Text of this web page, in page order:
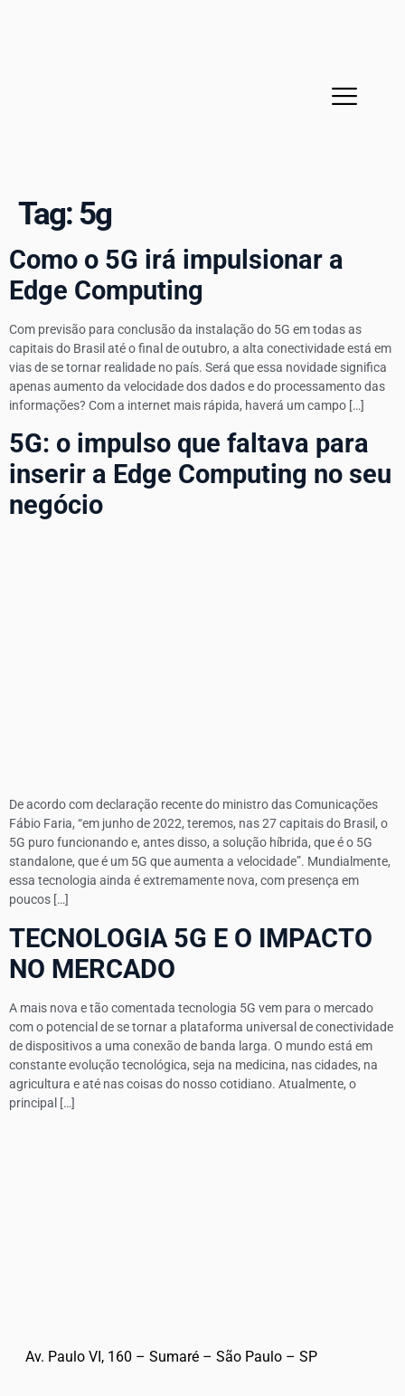
Tag:5g
Como o 5G irá impulsionar a
Edge Computing
Com previsão para conclusão da instalação do 5G em todas as
capitais do Brasil até o final de outubro, a alta conectividade está em
vias de se tornar realidade no país. Será que essa novidade significa
apenas aumento da velocidade dos dados e do processamento das
informações? Com a internet mais rápida, haverá um campo […]
5G: o impulso que faltava para
inserir a Edge Computing no seu
negócio
De acordo com declaração recente do ministro das Comunicações
Fábio Faria, “em junho de 2022, teremos, nas 27 capitais do Brasil, o
5G puro funcionando e, antes disso, a solução híbrida, que é o 5G
standalone, que é um 5G que aumenta a velocidade”. Mundialmente,
essa tecnologia ainda é extremamente nova, com presença em
poucos […]
TECNOLOGIA 5G E O IMPACTO
NO MERCADO
A mais nova e tão comentada tecnologia 5G vem para o mercado
com o potencial de se tornar a plataforma universal de conectividade
de dispositivos a uma conexão de banda larga. O mundo está em
constante evolução tecnológica, seja na medicina, nas cidades, na
agricultura e até nas coisas do nosso cotidiano. Atualmente, o
principal […]
Av. Paulo VI, 160 – Sumaré – São Paulo – SP